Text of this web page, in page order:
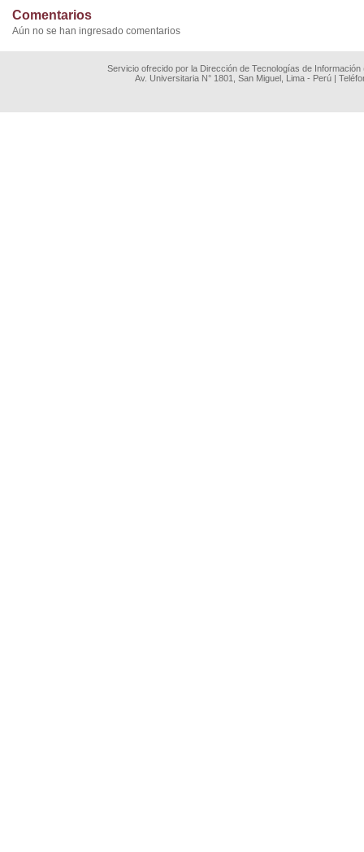
Comentarios
Aún no se han ingresado comentarios
Servicio ofrecido por la Dirección de Tecnologías de
Av. Universitaria N° 1801, San Miguel, Lima - Perú |